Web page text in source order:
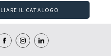
IL CATALOGO